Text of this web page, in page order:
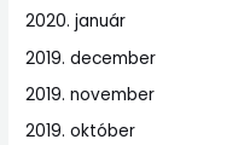
2020. január
2019. december
2019. november
2019. október